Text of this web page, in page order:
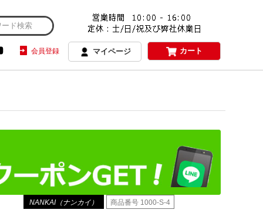
会員登録 マイページ カート
NANKAI（ナンカイ） 商品番号 1000-S-4